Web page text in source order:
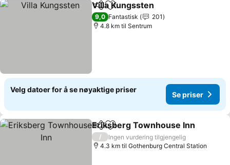
Del Legg til i favoritter
Villa Kungssten
9,0 Fantastisk
201
4.8 km til Sentrum
Velg datoer for å se nøyaktige priser
Se priser
Del Legg til i favoritter
Eriksberg Townhouse Inn
/
Ingen vurdering tilgjengelig
4.3 km til Gothenburg Central Station